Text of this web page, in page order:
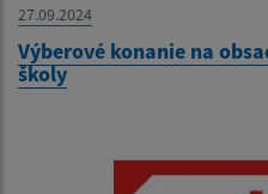
27.09.2024
Výberové konanie na
školy